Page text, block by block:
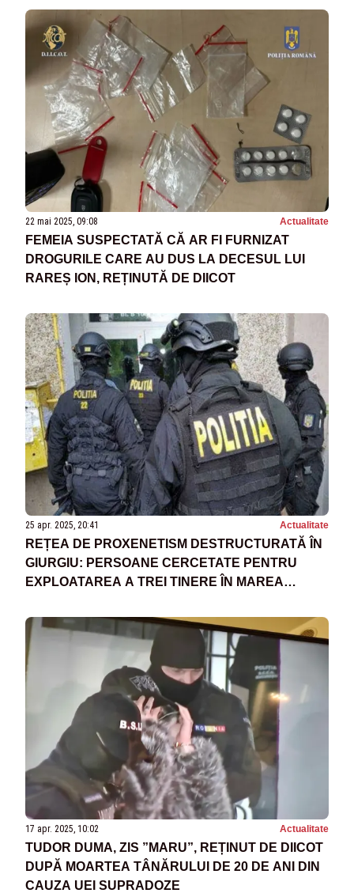
22 mai 2025, 09:08 Actualitate
FEMEIA SUSPECTATĂ CĂ AR FI FURNIZAT
DROGURILE CARE AU DUS LA DECESUL LUI
RAREȘ ION, REȚINUTĂ DE DIICOT
25 apr. 2025, 20:41 Actualitate
REȚEA DE PROXENETISM DESTRUCTURATĂ ÎN
GIURGIU: PERSOANE CERCETATE PENTRU
EXPLOATAREA A TREI TINERE ÎN MAREA
17 apr. 2025, 10:02 Actualitate
TUDOR DUMA, ZIS ”MARU”, REȚINUT DE DIICOT
DUPĂ MOARTEA TÂNĂRULUI DE 20 DE ANI DIN
CAUZA UEI SUPRADOZE